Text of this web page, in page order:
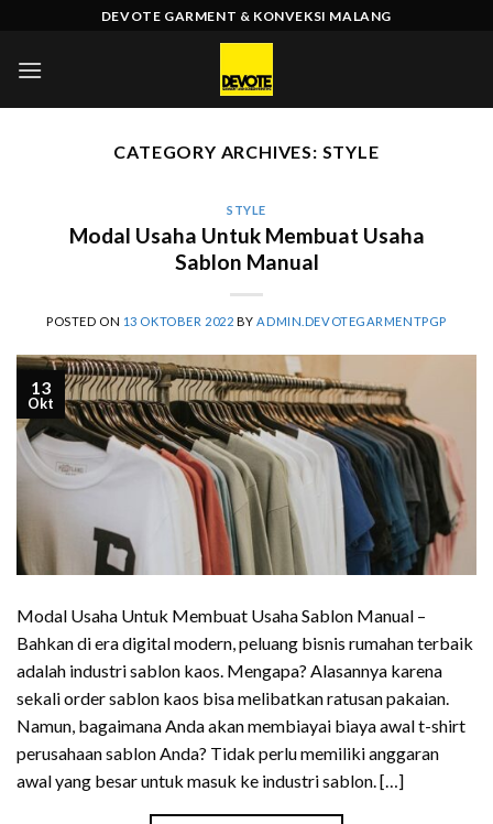
content
DEVOTE GARMENT & KONVEKSI MALANG
CATEGORY ARCHIVES: STYLE
STYLE
Modal Usaha Untuk Membuat Usaha
Sablon Manual
POSTED ON 13 OKTOBER 2022 BY ADMIN.DEVOTEGARMENTPGP
13
Okt
Modal Usaha Untuk Membuat Usaha Sablon Manual –
Bahkan di era digital modern, peluang bisnis rumahan terbaik
adalah industri sablon kaos. Mengapa? Alasannya karena
sekali order sablon kaos bisa melibatkan ratusan pakaian.
Namun, bagaimana Anda akan membiayai biaya awal t-shirt
perusahaan sablon Anda? Tidak perlu memiliki anggaran
awal yang besar untuk masuk ke industri sablon. […]